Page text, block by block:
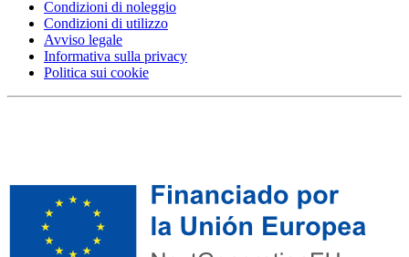
Condizioni di noleggio
Condizioni di utilizzo
Avviso legale
Informativa sulla privacy
Politica sui cookie